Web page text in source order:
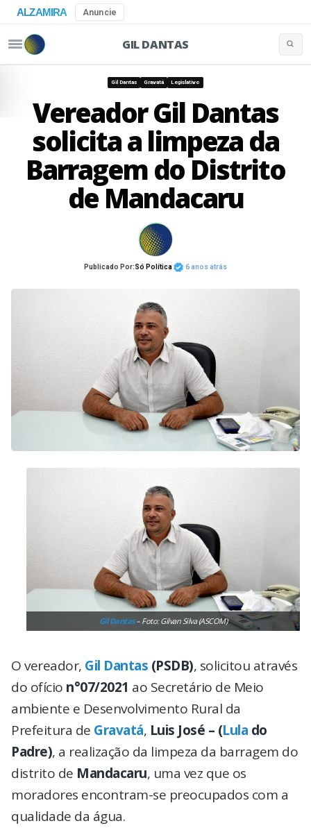
ALZAMIRA Anuncie
GIL DANTAS
Gil Dantas Gravatá Legislativo
Vereador Gil Dantas
solicita a limpeza da
Barragem do Distrito
de Mandacaru
Publicado Por:Só Política 6 anos atrás
Gil Dantas– Foto: Gilvan Silva (ASCOM)
O vereador, Gil Dantas (PSDB), solicitou através
do ofício n°07/2021 ao Secretário de Meio
ambiente e Desenvolvimento Rural da
Prefeitura de Gravatá, Luis José – (Lula do
Padre), a realização da limpeza da barragem do
distrito de Mandacaru, uma vez que os
moradores encontram-se preocupados com a
qualidade da água.